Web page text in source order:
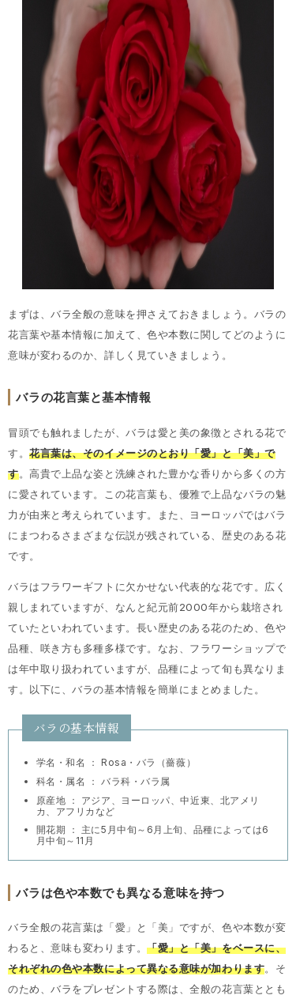
まずは、バラ全般の意味を押さえておきましょう。バラの
花言葉や基本情報に加えて、色や本数に関してどのように
意味が変わるのか、詳しく見ていきましょう。
バラの花言葉と基本情報
冒頭でも触れましたが、バラは愛と美の象徴とされる花で
す。花言葉は、そのイメージのとおり「愛」と「美」で
す。高貴で上品な姿と洗練された豊かな香りから多くの方
に愛されています。この花言葉も、優雅で上品なバラの魅
力が由来と考えられています。また、ヨーロッパではバラ
にまつわるさまざまな伝説が残されている、歴史のある花
です。
バラはフラワーギフトに欠かせない代表的な花です。広く
親しまれていますが、なんと紀元前2000年から栽培され
ていたといわれています。長い歴史のある花のため、色や
品種、咲き方も多種多様です。なお、フラワーショップで
は年中取り扱われていますが、品種によって旬も異なりま
す。以下に、バラの基本情報を簡単にまとめました。
バラの基本情報
学名・和名 ： Rosa・バラ（薔薇）
科名・属名 ： バラ科・バラ属
原産地 ： アジア、ヨーロッパ、中近東、北アメリ
カ、アフリカなど
開花期 ： 主に5月中旬～6月上旬、品種によっては6
月中旬～11月
バラは色や本数でも異なる意味を持つ
バラ全般の花言葉は「愛」と「美」ですが、色や本数が変
わると、意味も変わります。「愛」と「美」をベースに、
それぞれの色や本数によって異なる意味が加わります。そ
のため、バラをプレゼントする際は、全般の花言葉ととも